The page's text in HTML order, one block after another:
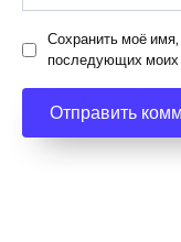
Сохранить моё
последующих моих